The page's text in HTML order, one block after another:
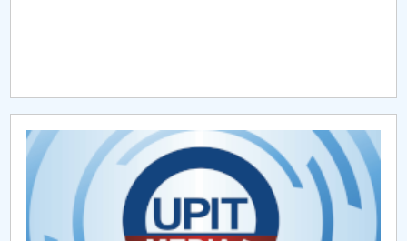
Chestionar angajabilitate ALUMNI – UPB
CAR2026
MENIU CANTINA
Platforme utile FMT (CUP)